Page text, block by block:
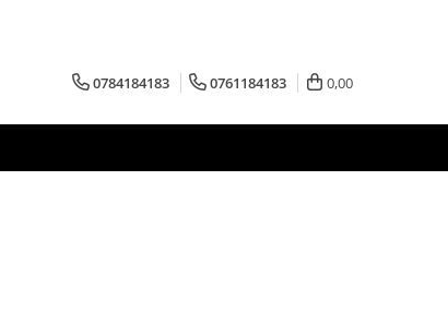
0784184183 0761184183 0,00